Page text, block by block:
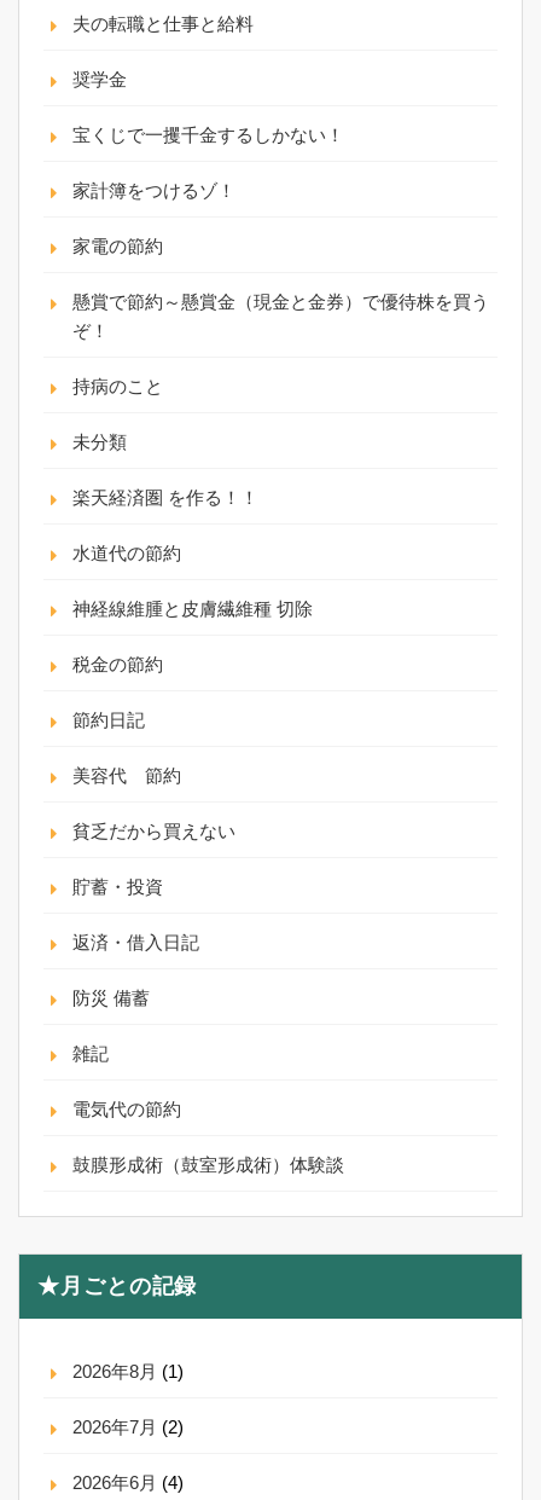
夫の転職と仕事と給料
奨学金
宝くじで一攫千金するしかない！
家計簿をつけるゾ！
家電の節約
懸賞で節約～懸賞金（現金と金券）で優待株を買う
ぞ！
持病のこと
未分類
楽天経済圏 を作る！！
水道代の節約
神経線維腫と皮膚繊維種 切除
税金の節約
節約日記
美容代 節約
貧乏だから買えない
貯蓄・投資
返済・借入日記
防災 備蓄
雑記
電気代の節約
鼓膜形成術（鼓室形成術）体験談
★月ごとの記録
2026年8月 (1)
2026年7月 (2)
2026年6月 (4)